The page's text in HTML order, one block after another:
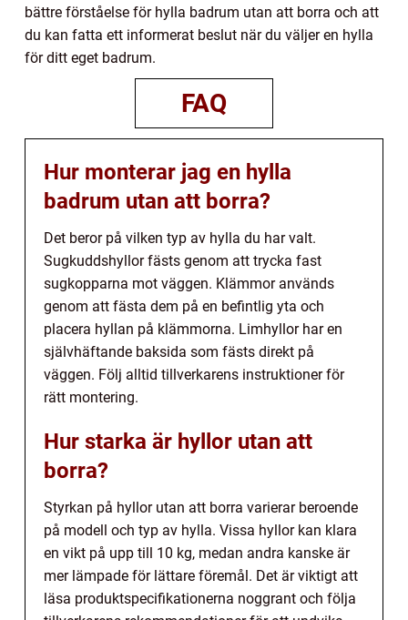
bättre förståelse för hylla badrum utan att borra och att
du kan fatta ett informerat beslut när du väljer en hylla
för ditt eget badrum.
FAQ
Hur monterar jag en hylla
badrum utan att borra?
Det beror på vilken typ av hylla du har valt.
Sugkuddshyllor fästs genom att trycka fast
sugkopparna mot väggen. Klämmor används
genom att fästa dem på en befintlig yta och
placera hyllan på klämmorna. Limhyllor har en
självhäftande baksida som fästs direkt på
väggen. Följ alltid tillverkarens instruktioner för
rätt montering.
Hur starka är hyllor utan att
borra?
Styrkan på hyllor utan att borra varierar beroende
på modell och typ av hylla. Vissa hyllor kan klara
en vikt på upp till 10 kg, medan andra kanske är
mer lämpade för lättare föremål. Det är viktigt att
läsa produktspecifikationerna noggrant och följa